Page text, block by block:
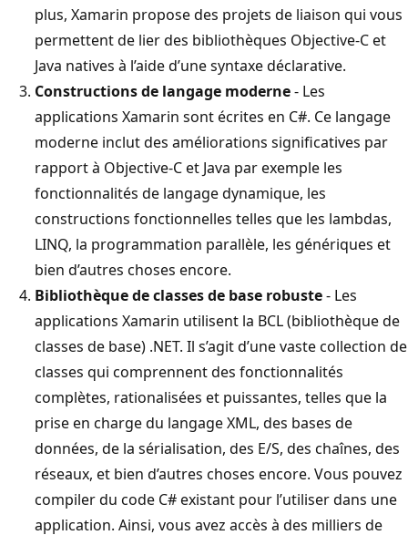
plus, Xamarin propose des projets de liaison qui vous
permettent de lier des bibliothèques Objective-C et
Java natives à l’aide d’une syntaxe déclarative.
Constructions de langage moderne- Les
applications Xamarin sont écrites en C#. Ce langage
moderne inclut des améliorations significatives par
rapport à Objective-C et Java par exemple les
fonctionnalités de langage dynamique, les
constructions fonctionnelles telles que les lambdas,
LINQ, la programmation parallèle, les génériques et
bien d’autres choses encore.
Bibliothèque de classes de base robuste- Les
applications Xamarin utilisent la BCL (bibliothèque de
classes de base) .NET. Il s’agit d’une vaste collection de
classes qui comprennent des fonctionnalités
complètes, rationalisées et puissantes, telles que la
prise en charge du langage XML, des bases de
données, de la sérialisation, des E/S, des chaînes, des
réseaux, et bien d’autres choses encore. Vous pouvez
compiler du code C# existant pour l’utiliser dans une
application. Ainsi, vous avez accès à des milliers de